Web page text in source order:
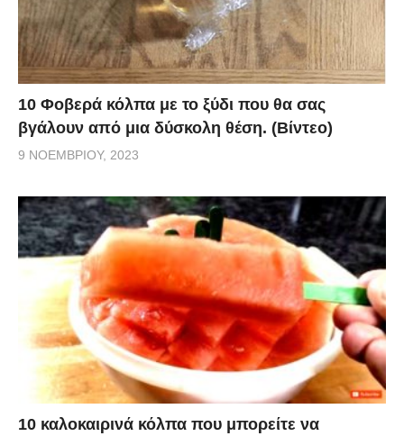
10 Φοβερά κόλπα με το ξύδι που θα σας
βγάλουν από μια δύσκολη θέση. (Βίντεο)
9 ΝΟΕΜΒΡΊΟΥ, 2023
10 καλοκαιρινά κόλπα που μπορείτε να